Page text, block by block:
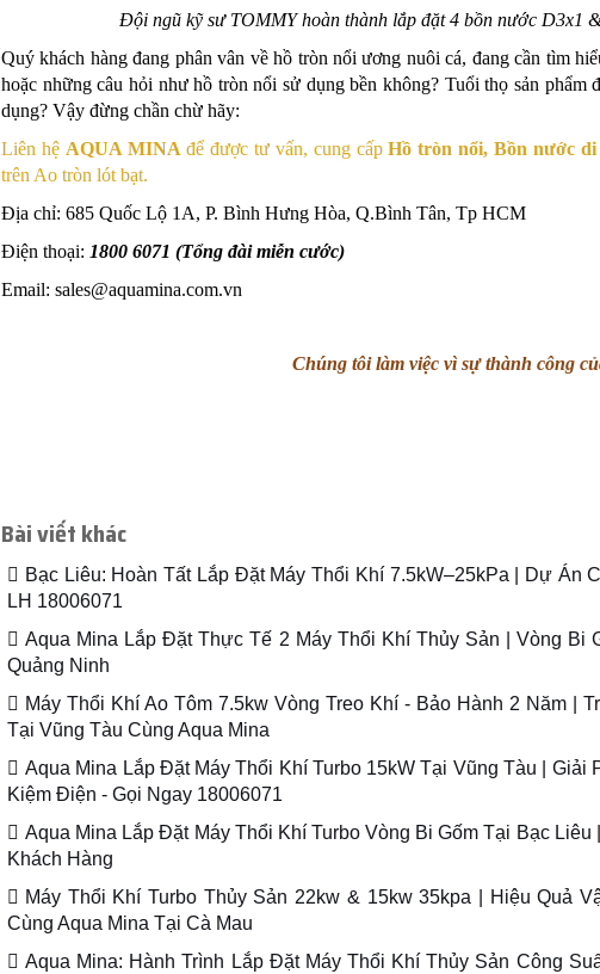
Đội ngũ kỹ sư TOMMY hoàn thành lắp đặt 4 bồn nước D3x1
Quý khách hàng đang phân vân về hồ tròn nổi ương nuôi cá, đang cần tìm
hoặc những câu hỏi như hồ tròn nổi sử dụng bền không? Tuổi thọ sản phẩm
dụng? Vậy đừng chần chừ hãy:
Liên hệ AQUA MINAđể được tư vấn, cung cấpHồ tròn nổi, Bồn nước
trên Ao tròn lót bạt.
Địa chỉ: 685 Quốc Lộ 1A, P. Bình Hưng Hòa, Q.Bình Tân, Tp HCM
Điện thoại: 1800 6071 (Tổng đài miễn cước)
Email: sales@aquamina.com.vn
Chúng tôi làm việc vì sự thành công
Bài viết khác
Bạc Liêu: Hoàn Tất Lắp Đặt Máy Thổi Khí 7.5kW–25kPa | Dự Án
LH 18006071
Aqua Mina Lắp Đặt Thực Tế 2 Máy Thổi Khí Thủy Sản | Vòng Bi
Quảng Ninh
Máy Thổi Khí Ao Tôm 7.5kw Vòng Treo Khí - Bảo Hành 2 Năm |
Tại Vũng Tàu Cùng Aqua Mina
Aqua Mina Lắp Đặt Máy Thổi Khí Turbo 15kW Tại Vũng Tàu | Giải
Kiệm Điện - Gọi Ngay 18006071
Aqua Mina Lắp Đặt Máy Thổi Khí Turbo Vòng Bi Gốm Tại Bạc
Khách Hàng
Máy Thổi Khí Turbo Thủy Sản 22kw & 15kw 35kpa | Hiệu Quả
Cùng Aqua Mina Tại Cà Mau
Aqua Mina: Hành Trình Lắp Đặt Máy Thổi Khí Thủy Sản Công